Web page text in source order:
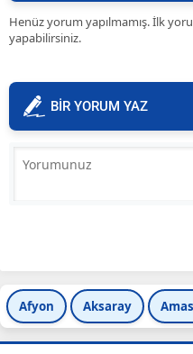
Henüz yorum yapılmamış. İlk
yapabilirsiniz.
BİR YORUM YAZ
Afyon Aksaray